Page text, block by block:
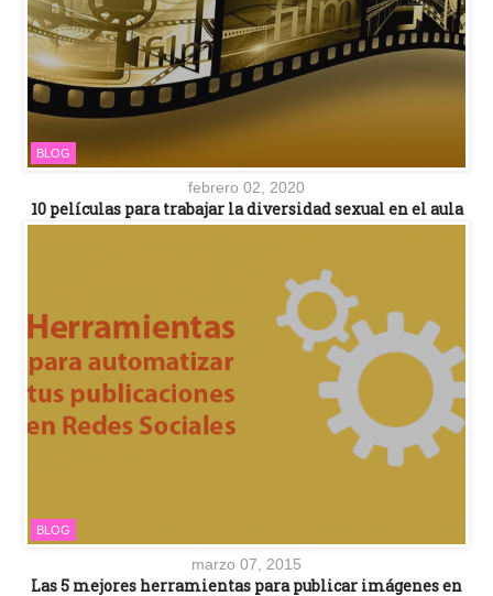
BLOG
febrero 02, 2020
10 películas para trabajar la diversidad sexual en el aula
BLOG
marzo 07, 2015
Las 5 mejores herramientas para publicar imágenes en